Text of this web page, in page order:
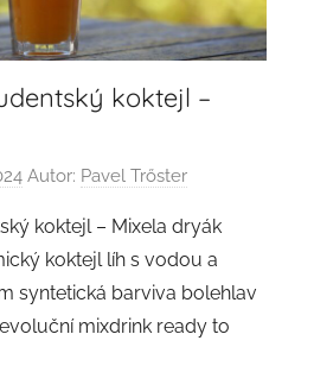
koktejl –
Autor: Pavel Trőster
koktejl – Mixela dryák
koktejl líh s vodou a
syntetická barviva bolehlav
mixdrink ready to